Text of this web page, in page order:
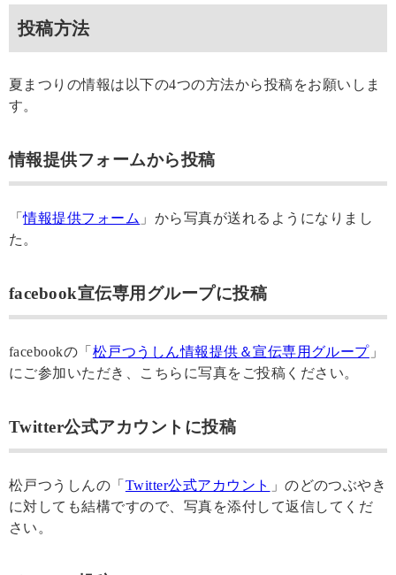
投稿方法
夏まつりの情報は以下の4つの方法から投稿をお願いしま
す。
情報提供フォームから投稿
「情報提供フォーム 」から写真が送れるようになりまし
た。
facebook宣伝専用グループに投稿
facebookの「 松戸つうしん情報提供＆宣伝専用グループ」
にご参加いただき、こちらに写真をご投稿ください。
Twitter公式アカウントに投稿
松戸つうしんの「 Twitter公式アカウント
」のどのつぶやき
に対しても結構ですので、写真を添付して返信してくだ
さい。